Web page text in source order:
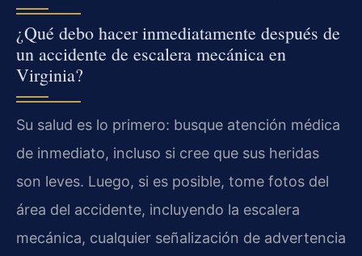
¿Qué debo hacer inmediatamente después de
un accidente de escalera mecánica en
Virginia?
Su salud es lo primero: busque atención médica
de inmediato, incluso si cree que sus heridas
son leves. Luego, si es posible, tome fotos del
área del accidente, incluyendo la escalera
mecánica, cualquier señalización de advertencia